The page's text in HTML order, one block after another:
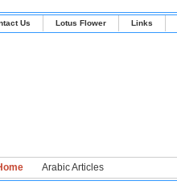
Us Lotus Flower Links
Arabic Articles